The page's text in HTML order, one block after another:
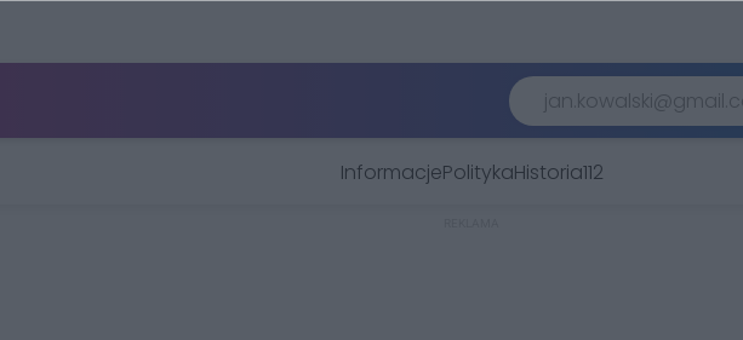
InformacjePolitykaHistoria112